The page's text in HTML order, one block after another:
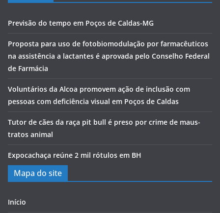
Previsão do tempo em Poços de Caldas-MG
Proposta para uso de fotobiomodulação por farmacêuticos
na assistência a lactantes é aprovada pelo Conselho Federal
de Farmácia
Voluntários da Alcoa promovem ação de inclusão com
pessoas com deficiência visual em Poços de Caldas
Tutor de cães da raça pit bull é preso por crime de maus-
tratos animal
Expocachaça reúne 2 mil rótulos em BH
Mapa do site
Início